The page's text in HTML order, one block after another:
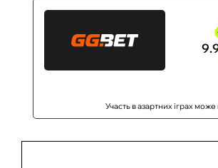
Участь в азартних іграх